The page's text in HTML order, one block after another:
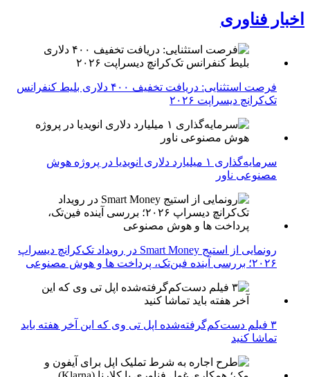
اخبار فناوری
فرصت استثنایی: دریافت تخفیف ۴۰۰ دلاری بلیط کنفرانس
تک‌کرانچ دیسراپت ۲۰۲۶
سرمایه‌گذاری ۱ میلیارد دلاری انویدیا در پروژه هوش
مصنوعی ناور
رونمایی از استیج Smart Money در رویداد تک‌کرانچ دیسراپ
۲۰۲۶؛ بررسی آینده فین‌تک، پرداخت‌ ها و هوش مصنوعی
۳ فیلم دست‌کم‌گرفته‌شده اپل تی وی که این آخر هفته باید
تماشا کنید